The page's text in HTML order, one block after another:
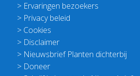
> Ervaringen bezoekers
> Privacy beleid
> Cookies
> Disclaimer
> Nieuwsbrief Planten dichterbij
> Doneer